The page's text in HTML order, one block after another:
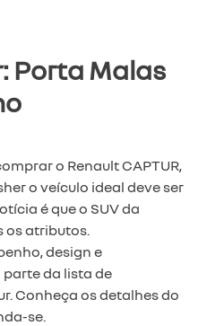
Porta Malas
o Renault CAPTUR,
o veículo ideal deve ser
é que o SUV da
os atributos.
design e
da lista de
Conheça os detalhes do
se.